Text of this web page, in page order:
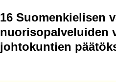
16 Suomenkielisen
nuorisopalveluiden
johtokuntien